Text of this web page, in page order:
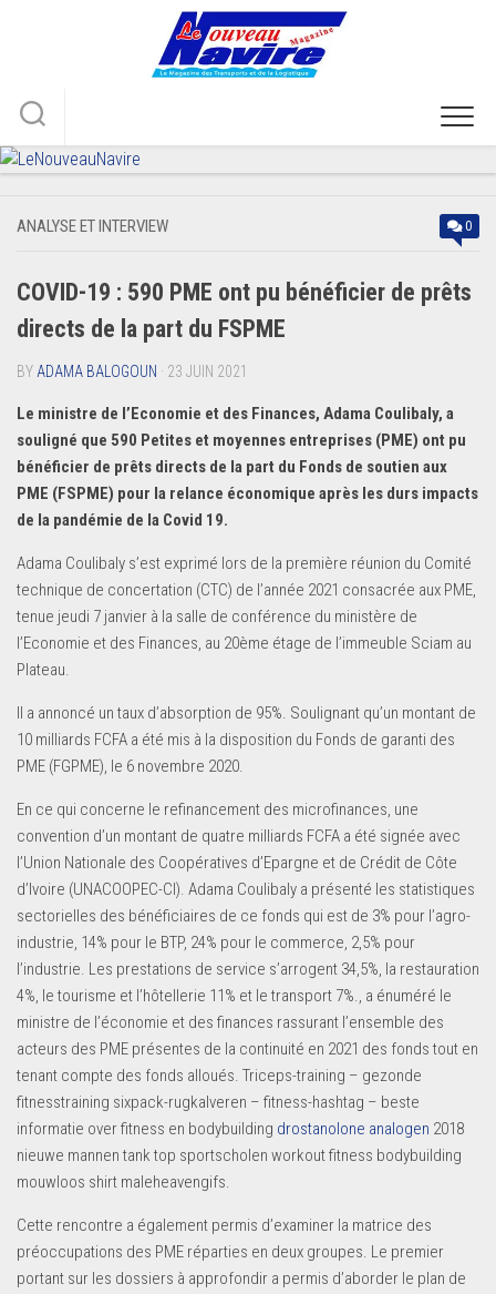
ANALYSE ET INTERVIEW 0
COVID-19 : 590 PME ont pu bénéficier de prêts
directs de la part du FSPME
BY ADAMA BALOGOUN · 23 JUIN 2021
Le ministre de l’Economie et des Finances, Adama Coulibaly, a
souligné que 590 Petites et moyennes entreprises (PME) ont pu
bénéficier de prêts directs de la part du Fonds de soutien aux
PME (FSPME) pour la relance économique après les durs impacts
de la pandémie de la Covid 19.
Adama Coulibaly s’est exprimé lors de la première réunion du Comité
technique de concertation (CTC) de l’année 2021 consacrée aux PME,
tenue jeudi 7 janvier à la salle de conférence du ministère de
l’Economie et des Finances, au 20ème étage de l’immeuble Sciam au
Plateau.
Il a annoncé un taux d’absorption de 95%. Soulignant qu’un montant de
10 milliards FCFA a été mis à la disposition du Fonds de garanti des
PME (FGPME), le 6 novembre 2020.
En ce qui concerne le refinancement des microfinances, une
convention d’un montant de quatre milliards FCFA a été signée avec
l’Union Nationale des Coopératives d’Epargne et de Crédit de Côte
d’Ivoire (UNACOOPEC-CI). Adama Coulibaly a présenté les statistiques
sectorielles des bénéficiaires de ce fonds qui est de 3% pour l’agro-
industrie, 14% pour le BTP, 24% pour le commerce, 2,5% pour
l’industrie. Les prestations de service s’arrogent 34,5%, la restauration
4%, le tourisme et l’hôtellerie 11% et le transport 7%., a énuméré le
ministre de l’économie et des finances rassurant l’ensemble des
acteurs des PME présentes de la continuité en 2021 des fonds tout en
tenant compte des fonds alloués. Triceps-training – gezonde
fitnesstraining sixpack-rugkalveren – fitness-hashtag – beste
informatie over fitness en bodybuilding drostanolone analogen 2018
nieuwe mannen tank top sportscholen workout fitness bodybuilding
mouwloos shirt maleheavengifs.
Cette rencontre a également permis d’examiner la matrice des
préoccupations des PME réparties en deux groupes. Le premier
portant sur les dossiers à approfondir a permis d’aborder le plan de